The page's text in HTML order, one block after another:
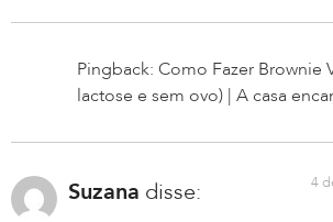
Pingback: Como Fazer Brownie
lactose e sem ovo) | A casa
Suzana disse: 4